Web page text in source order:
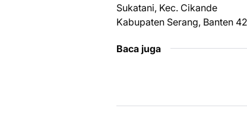
Sukatani, Kec. Cikande
Kabupaten Serang, Banten
Baca juga